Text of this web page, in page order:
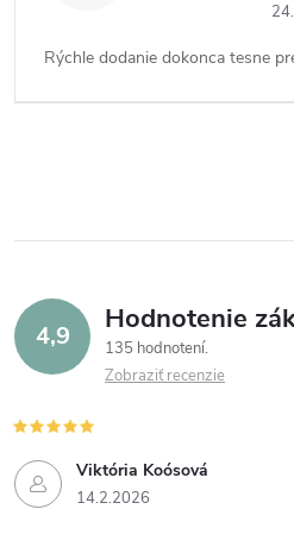
Rýchle dodanie dokonca tesne
4,9 Hodnotenie
135 hodnotení
Zobraziť recenzie
Viktória Koósová
14.2.2026